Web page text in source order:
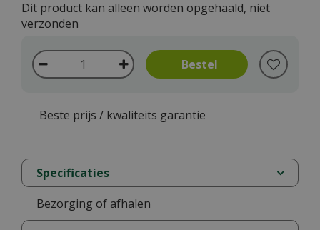
Dit product kan alleen worden opgehaald, niet
verzonden
Beste prijs / kwaliteits garantie
Specificaties
Bezorging of afhalen